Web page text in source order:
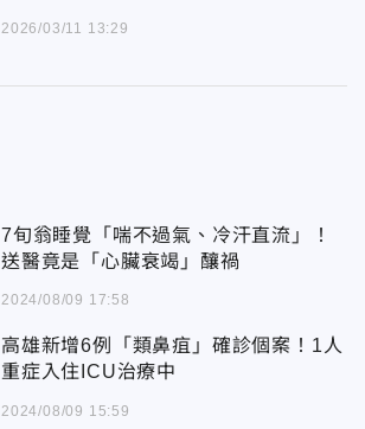
2026/03/11 13:29
7旬翁睡覺「喘不過氣、冷汗直流」！
送醫竟是「心臟衰竭」釀禍
2024/08/09 17:58
高雄新增6例「類鼻疽」確診個案！1人
重症入住ICU治療中
2024/08/09 15:59